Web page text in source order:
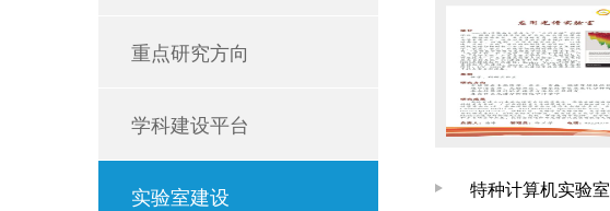
重点研究方向
学科建设平台
实验室建设 特种计算机实验室